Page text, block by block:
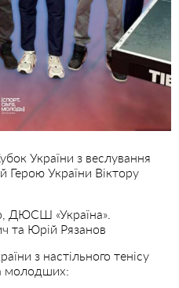
України з веслування
Герою України Віктору
ДЮСШ «Україна».
та Юрій Рязанов
з настільного тенісу
молодших: